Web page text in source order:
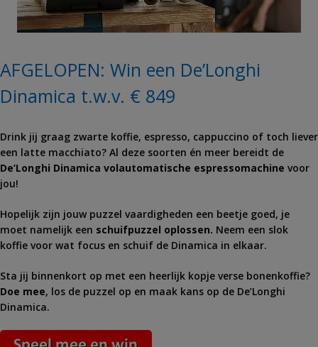
AFGELOPEN: Win een De’Longhi
Dinamica t.w.v. € 849
Drink jij graag zwarte koffie, espresso, cappuccino of toch liever
een latte macchiato? Al deze soorten én meer bereidt de
De’Longhi Dinamica volautomatische espressomachine voor
jou!
Hopelijk zijn jouw puzzel vaardigheden een beetje goed, je
moet namelijk een schuifpuzzel oplossen. Neem een slok
koffie voor wat focus en schuif de Dinamica in elkaar.
Sta jij binnenkort op met een heerlijk kopje verse bonenkoffie?
Doe mee, los de puzzel op en maak kans op de De’Longhi
Dinamica.